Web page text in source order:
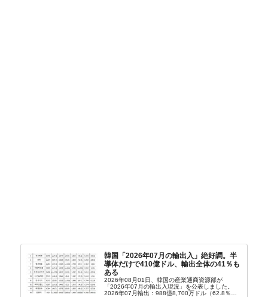
韓国「2026年07月の輸出入」絶好調。半
導体だけで410億ドル、輸出全体の41％も
ある
2026年08月01日、韓国の産業通商資源部が
「2026年07月の輸出入現況」を公表しました。
2026年07月輸出：988億8,700万ドル（62.8％）